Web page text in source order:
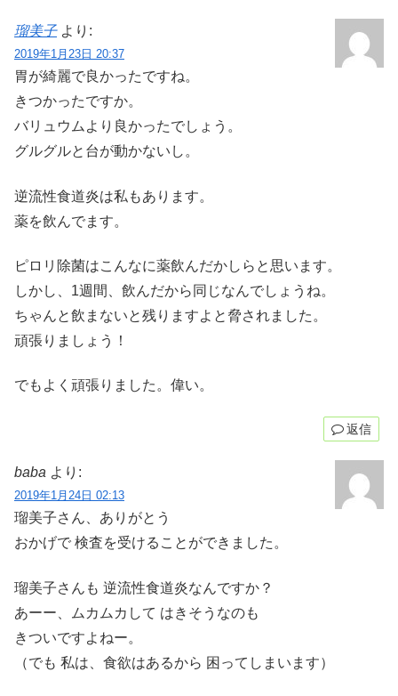
瑠美子 より:
2019年1月23日 20:37
胃が綺麗で良かったですね。
きつかったですか。
バリュウムより良かったでしょう。
グルグルと台が動かないし。
逆流性食道炎は私もあります。
薬を飲んでます。
ピロリ除菌はこんなに薬飲んだかしらと思います。
しかし、1週間、飲んだから同じなんでしょうね。
ちゃんと飲まないと残りますよと脅されました。
頑張りましょう！
でもよく頑張りました。偉い。
返信
baba より:
2019年1月24日 02:13
瑠美子さん、ありがとう
おかげで 検査を受けることができました。
瑠美子さんも 逆流性食道炎なんですか？
あーー、ムカムカして はきそうなのも
きついですよねー。
（でも 私は、食欲はあるから 困ってしまいます）